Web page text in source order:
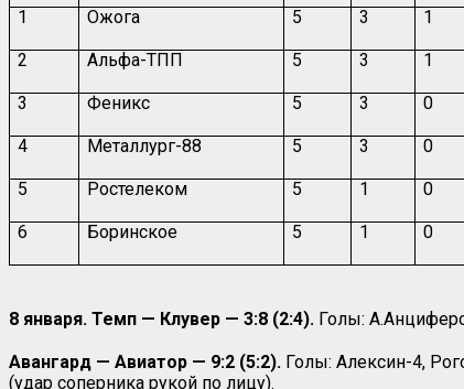
1 Ожога 5 3 1
2 Альфа-ТПП 5 3 1
3 Феникс 5 3 0
4 Металлург-88 5 3 0
5 Ростелеком 5 1 0
6 Боринское 5 1 0
8 января. Темп — Клувер — 3:8 (2:4). Голы:
Авангард — Авиатор — 9:2 (5:2). Голы: Алексин-4,
(удар соперника рукой по лицу).